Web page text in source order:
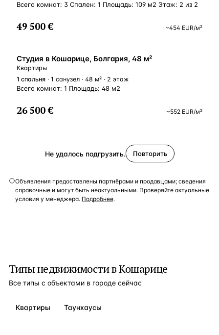
Всего комнат: 3 Спален: 1 Площадь: 109 м2 Этаж: 2 из 2
49 500 € ~454 EUR/м²
Студия в Кошарице, Болгария, 48 м²
Квартиры
1 спальня · 1 санузел · 48 м² · 2 этаж
Всего комнат: 1 Площадь: 48 м2
26 500 € ~552 EUR/м²
Не удалось подгрузить. Повторить
Объявления предоставлены партнёрами и продавцами; сведения
справочные и могут быть неактуальными. Проверяйте актуальные
условия у менеджера. Подробнее.
Типы недвижимости вКошарице
Все типы с объектами в городе сейчас
Квартиры Таунхаусы